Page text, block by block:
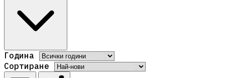
Година
Сортиране